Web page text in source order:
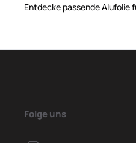
Entdecke passende Alufolie
Folge uns